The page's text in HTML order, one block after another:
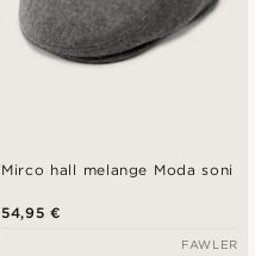
Mirco hall melange Moda soni
54,95 €
FAWLER